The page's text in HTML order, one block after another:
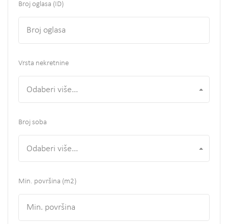
Broj oglasa (ID)
Vrsta nekretnine
Odaberi više...
Broj soba
Odaberi više...
Min. površina (m2)